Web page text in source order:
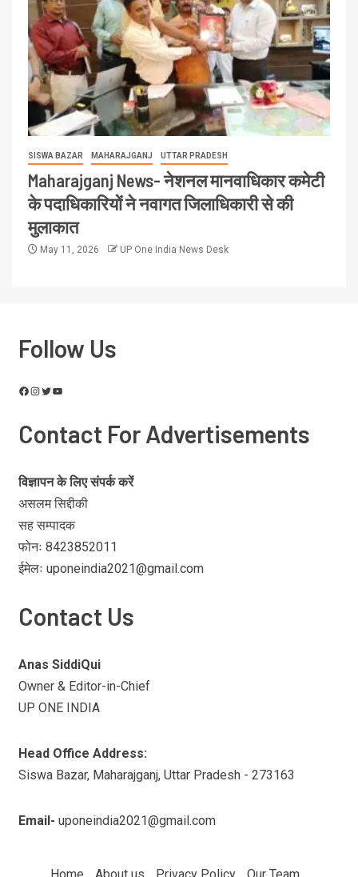
SISWA BAZAR MAHARAJGANJ UTTAR PRADESH
Maharajganj News- नेशनल मानवाधिकार कमेटी
के पदाधिकारियों ने नवागत जिलाधिकारी से की
मुलाकात
May 11, 2026 UP One India News Desk
Follow Us
Contact For Advertisements
विज्ञापन के लिए संपर्क करें
असलम सिद्दीकी
सह सम्पादक
फोनः 8423852011
ईमेलः uponeindia2021@gmail.com
Contact Us
Anas SiddiQui
Owner & Editor-in-Chief
UP ONE INDIA
Head Office Address:
Siswa Bazar, Maharajganj, Uttar Pradesh - 273163
Email- uponeindia2021@gmail.com